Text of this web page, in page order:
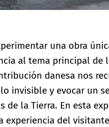
una obra
al tema principal de
danesa nos
invisible y evocar un
de la Tierra. En esta
experiencia del